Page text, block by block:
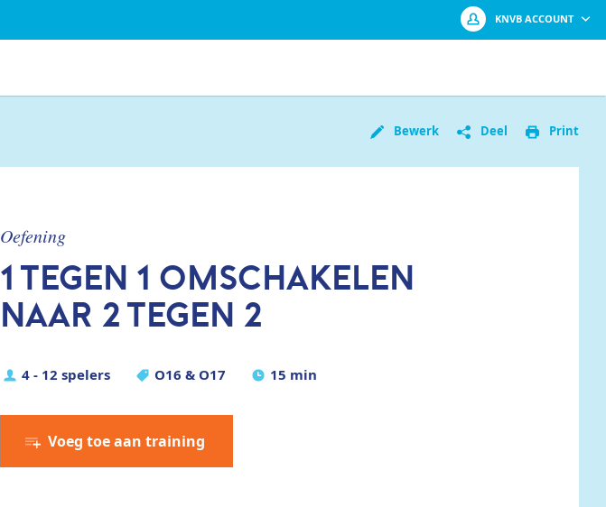
KNVB ACCOUNT
een nieuw KNVB Account aan.
Bewerk Deel Print
oefening
1 TEGEN 1 OMSCHAKELEN
NAAR 2 TEGEN 2
4 - 12 spelers O16 & O17 15 min
Voeg toe aan training